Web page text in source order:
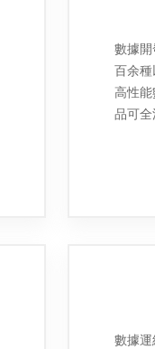
數據
百余
高性
品可
數據